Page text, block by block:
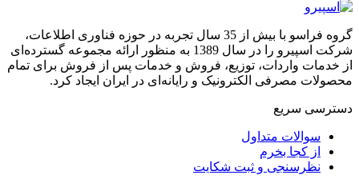
گروه فراسو با بیش از 35 سال تجربه در حوزه فناوری اطلاعات،
شرکت اسپیرو را در سال 1389 به منظور ارائه مجموعه گسترده‌ای
از خدمات واردات، توزیع، فروش و خدمات پس از فروش برای تمام
محصولات مصرفی الکترونیک و رایانه‌ای در ایران ایجاد کرد.
دسترسی‌ سریع
سوالات متداول
از کجا بخرم
نظرسنجی و ثبت شکایت